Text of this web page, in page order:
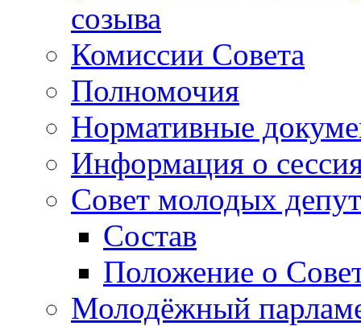
созыва
Комиссии Совета
Полномочия
Нормативные
Информация о
Совет молодых
Состав
Положение о
Молодёжный